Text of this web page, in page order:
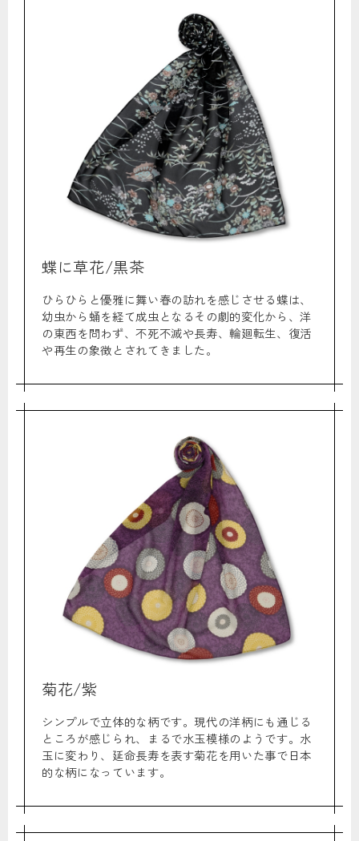
蝶に草花/黒茶
ひらひらと優雅に舞い春の訪れを感じさせる蝶は、
幼虫から蛹を経て成虫となるその劇的変化から、洋
の東西を問わず、不死不滅や長寿、輪廻転生、復活
や再生の象徴とされてきました。
菊花/紫
シンプルで立体的な柄です。現代の洋柄にも通じる
ところが感じられ、まるで水玉模様のようです。水
玉に変わり、延命長寿を表す菊花を用いた事で日本
的な柄になっています。